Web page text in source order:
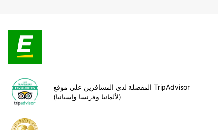
المفضلة لدى المسافرين على موقع TripAdvisor
(لألمانيا وفرنسا وإسبانيا)